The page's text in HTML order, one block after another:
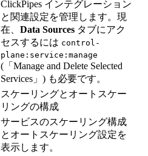
ClickPipes インテグレーション
と関連設定を管理します。現
在、 Data Sources タブにアク
セスするには control-
plane:service:manage
(「Manage and Delete Selected
Services」) も必要です。
スケーリングとオートスケー
リングの構成
サービスのスケーリング構成
とオートスケーリング設定を
表示します。